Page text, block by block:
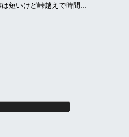
短いけど峠越えで時間...